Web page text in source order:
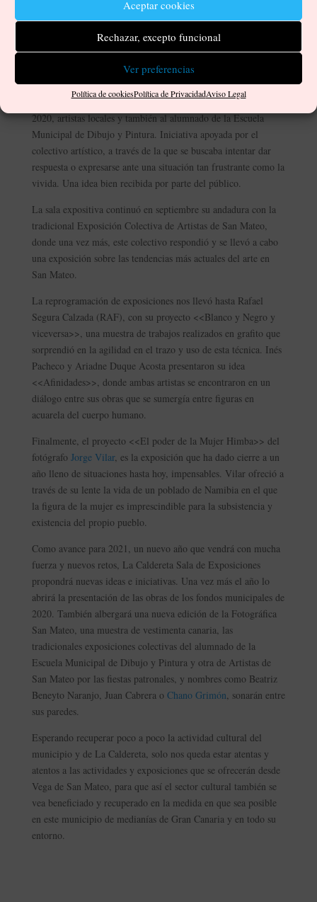
Aceptar cookies
Rechazar, excepto funcional
Ver preferencias
Política de cookiesPolítica de PrivacidadAviso Legal
Tras la reactivación gradual de la actividad habitual, La
Caldereta fue reubicando las exposiciones suspendidas a la vez
que se vio en el reto de reprogramar de la nada para cubrir
fechas que habían quedado vacías. Y la primera exposición tras
el confinamiento, <<Exprésate Realidad Exprésate>>, fue uno
de los resultados de esa imprevista reinvención. En este
proyecto se animó a participar a artistas que tenían fecha para
2020, artistas locales y también al alumnado de la Escuela
Municipal de Dibujo y Pintura. Iniciativa apoyada por el
colectivo artístico, a través de la que se buscaba intentar dar
respuesta o expresarse ante una situación tan frustrante como la
vivida. Una idea bien recibida por parte del público.
La sala expositiva continuó en septiembre su andadura con la
tradicional Exposición Colectiva de Artistas de San Mateo,
donde una vez más, este colectivo respondió y se llevó a cabo
una exposición sobre las tendencias más actuales del arte en
San Mateo.
La reprogramación de exposiciones nos llevó hasta Rafael
Segura Calzada (RAF), con su proyecto <<Blanco y Negro y
viceversa>>, una muestra de trabajos realizados en grafito que
sorprendió en la agilidad en el trazo y uso de esta técnica. Inés
Pacheco y Ariadne Duque Acosta presentaron su idea
<<Afinidades>>, donde ambas artistas se encontraron en un
diálogo entre sus obras que se sumergía entre figuras en
acuarela del cuerpo humano.
Finalmente, el proyecto <<El poder de la Mujer Himba>> del
fotógrafo Jorge Vilar, es la exposición que ha dado cierre a un
año lleno de situaciones hasta hoy, impensables. Vilar ofreció a
través de su lente la vida de un poblado de Namibia en el que
la figura de la mujer es imprescindible para la subsistencia y
existencia del propio pueblo.
Como avance para 2021, un nuevo año que vendrá con mucha
fuerza y nuevos retos, La Caldereta Sala de Exposiciones
propondrá nuevas ideas e iniciativas. Una vez más el año lo
abrirá la presentación de las obras de los fondos municipales de
2020. También albergará una nueva edición de la Fotográfica
San Mateo, una muestra de vestimenta canaria, las
tradicionales exposiciones colectivas del alumnado de la
Escuela Municipal de Dibujo y Pintura y otra de Artistas de
San Mateo por las fiestas patronales, y nombres como Beatriz
Beneyto Naranjo, Juan Cabrera o Chano Grimón, sonarán entre
sus paredes.
Esperando recuperar poco a poco la actividad cultural del
municipio y de La Caldereta, solo nos queda estar atentas y
atentos a las actividades y exposiciones que se ofrecerán desde
Vega de San Mateo, para que así el sector cultural también se
vea beneficiado y recuperado en la medida en que sea posible
en este municipio de medianías de Gran Canaria y en todo su
entorno.